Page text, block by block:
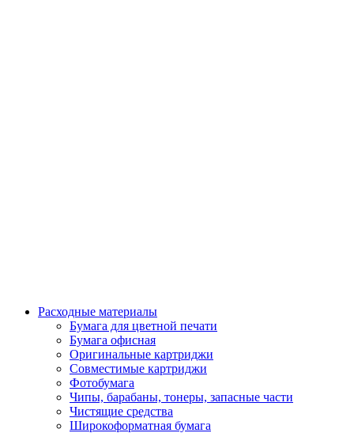
Расходные материалы
Бумага для цветной печати
Бумага офисная
Оригинальные картриджи
Совместимые картриджи
Фотобумага
Чипы, барабаны, тонеры, запасные части
Чистящие средства
Широкоформатная бумага